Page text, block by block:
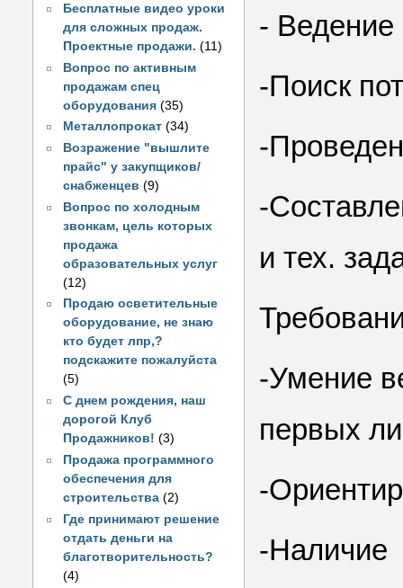
Бесплатные видео уроки
для сложных продаж.
Проектные продажи. (11)
Вопрос по активным
продажам спец
оборудования (35)
Металлопрокат (34)
Возражение "вышлите
прайс" у закупщиков/
снабженцев (9)
Вопрос по холодным
звонкам, цель которых
продажа
образовательных услуг
(12)
Продаю осветительные
оборудование, не знаю
кто будет лпр,?
подскажите пожалуйста
(5)
С днем рождения, наш
дорогой Клуб
Продажников! (3)
Продажа программного
обеспечения для
строительства (2)
Где принимают решение
отдать деньги на
благотворительность?
(4)
- Ведение
-Поиск
-
-
и тех.
-Умение
первых
-
-Наличие